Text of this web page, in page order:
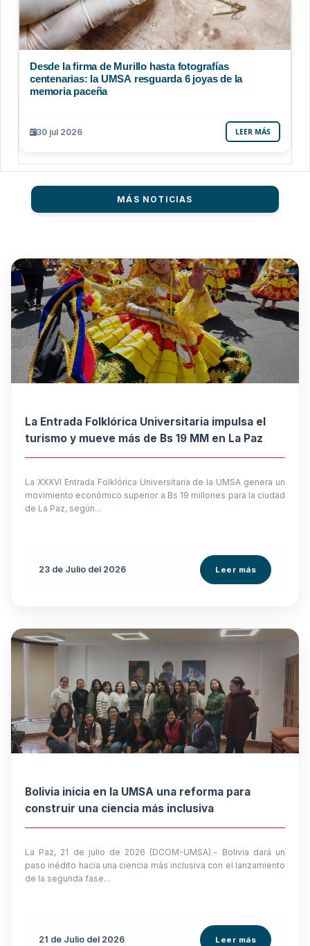
Desde la firma de Murillo hasta fotografías
centenarias: la UMSA resguarda 6 joyas de la
memoria paceña
30 jul 2026 LEER MÁS
MÁS NOTICIAS
La Entrada Folklórica Universitaria impulsa el
turismo y mueve más de Bs 19 MM en La Paz
La XXXVI Entrada Folklórica Universitaria de la UMSA genera un
movimiento económico superior a Bs 19 millones para la ciudad
de La Paz, según...
23 de Julio del 2026 Leer más
Bolivia inicia en la UMSA una reforma para
construir una ciencia más inclusiva
La Paz, 21 de julio de 2026 (DCOM-UMSA).- Bolivia dará un
paso inédito hacia una ciencia más inclusiva con el lanzamiento
de la segunda fase...
21 de Julio del 2026 Leer más